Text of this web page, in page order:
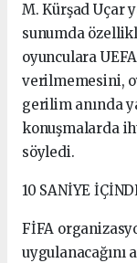
M. Kürşad Uçar
sunumda
oyunculara
verilmemesini,
gerilim anında
konuşmalarda
söyledi.
10 SANİYE
FİFA
uygulanacağını